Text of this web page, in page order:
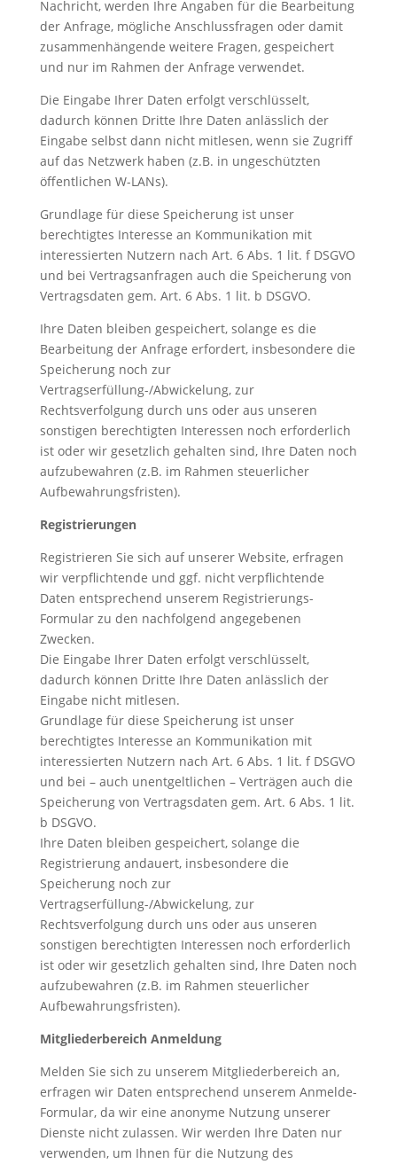
Nachricht, werden Ihre Angaben für die Bearbeitung
der Anfrage, mögliche Anschlussfragen oder damit
zusammenhängende weitere Fragen, gespeichert
und nur im Rahmen der Anfrage verwendet.
Die Eingabe Ihrer Daten erfolgt verschlüsselt,
dadurch können Dritte Ihre Daten anlässlich der
Eingabe selbst dann nicht mitlesen, wenn sie Zugriff
auf das Netzwerk haben (z.B. in ungeschützten
öffentlichen W-LANs).
Grundlage für diese Speicherung ist unser
berechtigtes Interesse an Kommunikation mit
interessierten Nutzern nach Art. 6 Abs. 1 lit. f DSGVO
und bei Vertragsanfragen auch die Speicherung von
Vertragsdaten gem. Art. 6 Abs. 1 lit. b DSGVO.
Ihre Daten bleiben gespeichert, solange es die
Bearbeitung der Anfrage erfordert, insbesondere die
Speicherung noch zur
Vertragserfüllung-/Abwickelung, zur
Rechtsverfolgung durch uns oder aus unseren
sonstigen berechtigten Interessen noch erforderlich
ist oder wir gesetzlich gehalten sind, Ihre Daten noch
aufzubewahren (z.B. im Rahmen steuerlicher
Aufbewahrungsfristen).
Registrierungen
Registrieren Sie sich auf unserer Website, erfragen
wir verpflichtende und ggf. nicht verpflichtende
Daten entsprechend unserem Registrierungs-
Formular zu den nachfolgend angegebenen
Zwecken.
Die Eingabe Ihrer Daten erfolgt verschlüsselt,
dadurch können Dritte Ihre Daten anlässlich der
Eingabe nicht mitlesen.
Grundlage für diese Speicherung ist unser
berechtigtes Interesse an Kommunikation mit
interessierten Nutzern nach Art. 6 Abs. 1 lit. f DSGVO
und bei – auch unentgeltlichen – Verträgen auch die
Speicherung von Vertragsdaten gem. Art. 6 Abs. 1 lit.
b DSGVO.
Ihre Daten bleiben gespeichert, solange die
Registrierung andauert, insbesondere die
Speicherung noch zur
Vertragserfüllung-/Abwickelung, zur
Rechtsverfolgung durch uns oder aus unseren
sonstigen berechtigten Interessen noch erforderlich
ist oder wir gesetzlich gehalten sind, Ihre Daten noch
aufzubewahren (z.B. im Rahmen steuerlicher
Aufbewahrungsfristen).
Mitgliederbereich Anmeldung
Melden Sie sich zu unserem Mitgliederbereich an,
erfragen wir Daten entsprechend unserem Anmelde-
Formular, da wir eine anonyme Nutzung unserer
Dienste nicht zulassen. Wir werden Ihre Daten nur
verwenden, um Ihnen für die Nutzung des